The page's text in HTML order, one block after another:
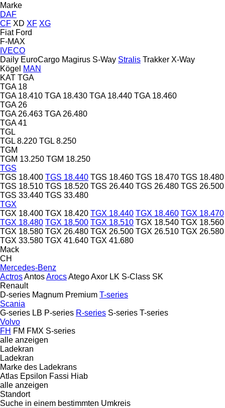
Marke
DAF
CF XD XF XG
Fiat Ford
F-MAX
IVECO
Daily EuroCargo Magirus S-Way Stralis Trakker X-Way
Kögel MAN
KAT TGA
TGA 18
TGA 18.410 TGA 18.430 TGA 18.440 TGA 18.460
TGA 26
TGA 26.463 TGA 26.480
TGA 41
TGL
TGL 8.220 TGL 8.250
TGM
TGM 13.250 TGM 18.250
TGS
TGS 18.400 TGS 18.440 TGS 18.460 TGS 18.470 TGS 18.480
TGS 18.510 TGS 18.520 TGS 26.440 TGS 26.480 TGS 26.500
TGS 33.440 TGS 33.480
TGX
TGX 18.400 TGX 18.420 TGX 18.440 TGX 18.460 TGX 18.470
TGX 18.480 TGX 18.500 TGX 18.510 TGX 18.540 TGX 18.560
TGX 18.580 TGX 26.480 TGX 26.500 TGX 26.510 TGX 26.580
TGX 33.580 TGX 41.640 TGX 41.680
Mack
CH
Mercedes-Benz
ActrosAntosArocsAtegoAxor LK S-Class SK
Renault
D-series Magnum Premium T-series
Scania
G-series LB P-series R-series S-series T-series
Volvo
FH FM FMX S-series
alle anzeigen
Ladekran
Ladekran
Marke des Ladekrans
Atlas Epsilon Fassi Hiab
alle anzeigen
Standort
Suche in einem bestimmten Umkreis